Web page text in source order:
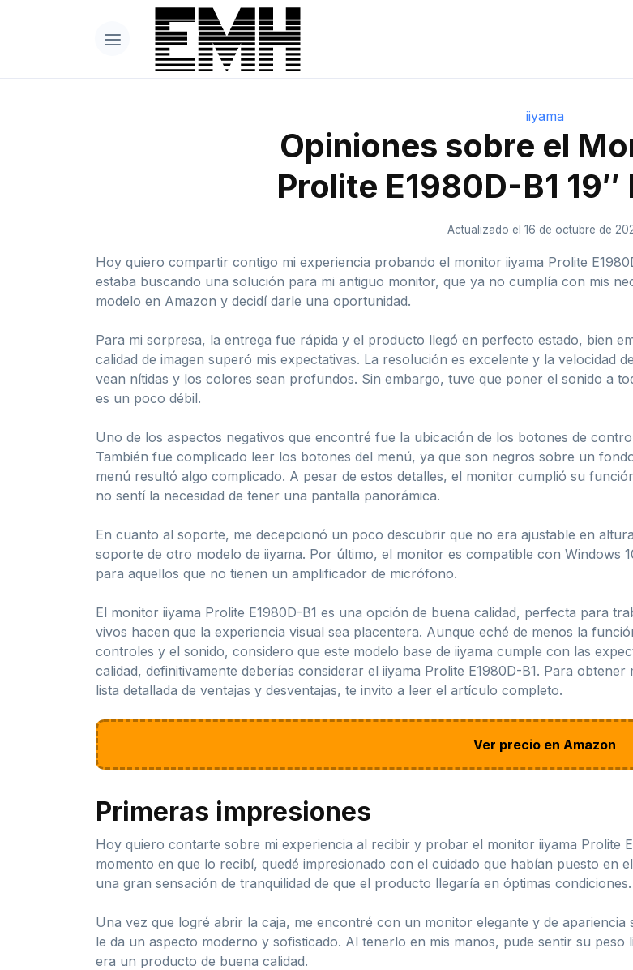
iiyama
Opiniones sobre el
Prolite E1980D-B1
Actualizado el 16 de octubre de
Hoy quiero compartir contigo mi experiencia probando el monitor iiyama Prolite
estaba buscando una solución para mi antiguo monitor, que ya no cumplía con mis
modelo en Amazon y decidí darle una oportunidad.
Para mi sorpresa, la entrega fue rápida y el producto llegó en perfecto estado, bien
calidad de imagen superó mis expectativas. La resolución es excelente y la velocidad
vean nítidas y los colores sean profundos. Sin embargo, tuve que poner el sonido a
es un poco débil.
Uno de los aspectos negativos que encontré fue la ubicación de los botones de
También fue complicado leer los botones del menú, ya que son negros sobre un
menú resultó algo complicado. A pesar de estos detalles, el monitor cumplió su
no sentí la necesidad de tener una pantalla panorámica.
En cuanto al soporte, me decepcionó un poco descubrir que no era ajustable en
soporte de otro modelo de iiyama. Por último, el monitor es compatible con Windows
para aquellos que no tienen un amplificador de micrófono.
El monitor iiyama Prolite E1980D-B1 es una opción de buena calidad, perfecta para
vivos hacen que la experiencia visual sea placentera. Aunque eché de menos la
controles y el sonido, considero que este modelo base de iiyama cumple con las
calidad, definitivamente deberías considerar el iiyama Prolite E1980D-B1. Para
lista detallada de ventajas y desventajas, te invito a leer el artículo completo.
Ver precio en Amazon
Primeras impresiones
Hoy quiero contarte sobre mi experiencia al recibir y probar el monitor iiyama Prolite
momento en que lo recibí, quedé impresionado con el cuidado que habían puesto en
una gran sensación de tranquilidad de que el producto llegaría en óptimas condiciones.
Una vez que logré abrir la caja, me encontré con un monitor elegante y de
le da un aspecto moderno y sofisticado. Al tenerlo en mis manos, pude sentir su
era un producto de buena calidad.